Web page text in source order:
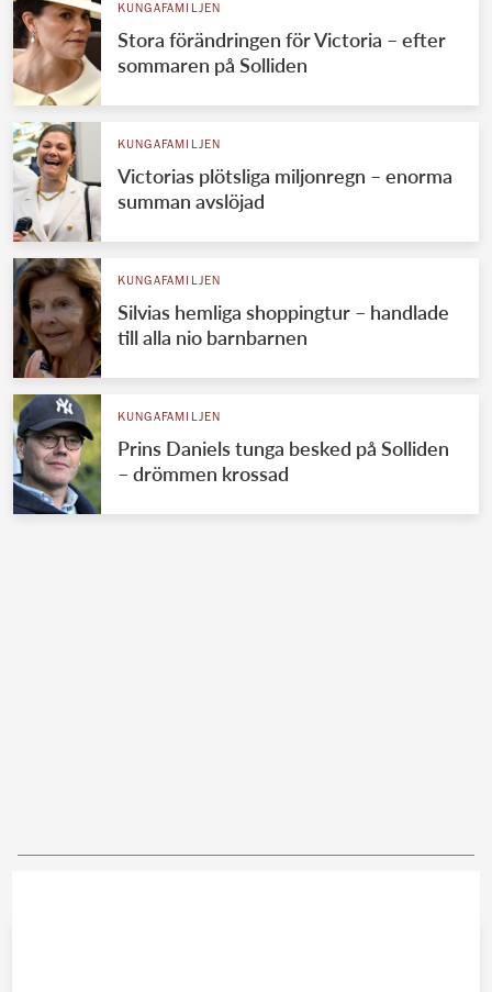
KUNGAFAMILJEN
Stora förändringen för Victoria – efter
sommaren på Solliden
KUNGAFAMILJEN
Victorias plötsliga miljonregn – enorma
summan avslöjad
KUNGAFAMILJEN
Silvias hemliga shoppingtur – handlade
till alla nio barnbarnen
KUNGAFAMILJEN
Prins Daniels tunga besked på Solliden
– drömmen krossad